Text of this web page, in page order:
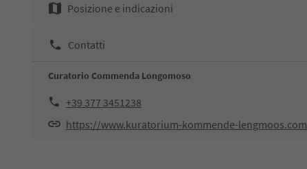
Posizione e indicazioni
Contatti
Curatorio Commenda Longomoso
+39 377 3451238
https://www.kuratorium-kommende-lengmoos.com